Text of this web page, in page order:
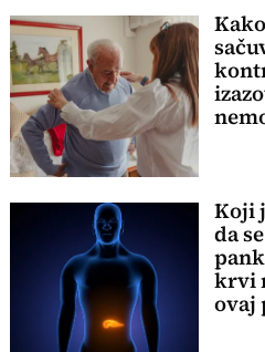
Koji
da
krvi
ovaj